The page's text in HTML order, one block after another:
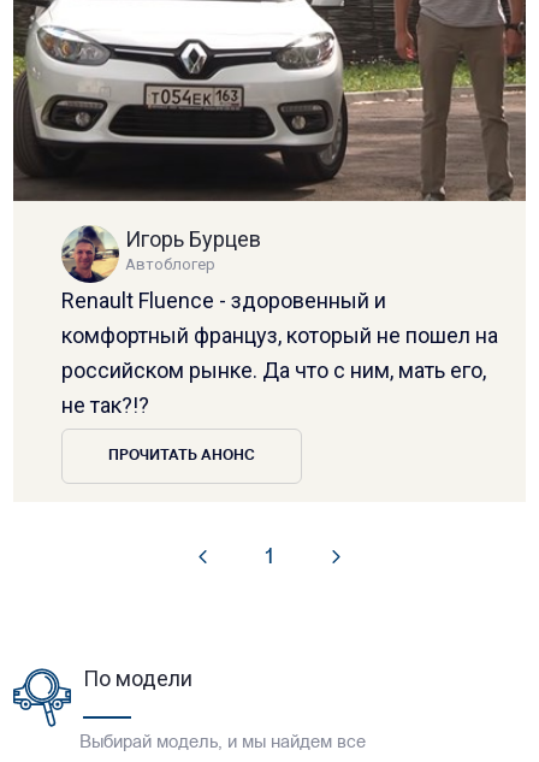
Игорь Бурцев
Автоблогер
Renault Fluence - здоровенный и
комфортный француз, который не пошел на
российском рынке. Да что с ним, мать его,
не так?!?
ПРОЧИТАТЬ АНОНС
1
По модели
Выбирай модель, и мы найдем все